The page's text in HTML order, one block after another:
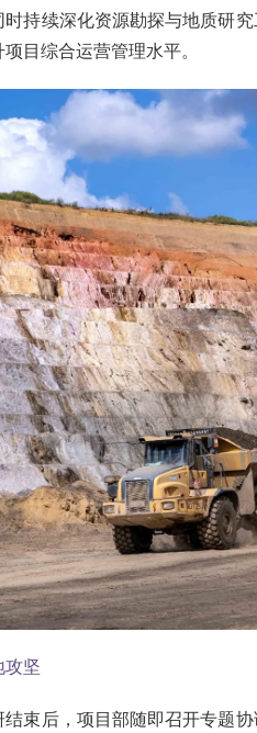
时持续深化资源勘探与地质研
目综合运营管理水平。
攻坚
结束后，项目部随即召开专题